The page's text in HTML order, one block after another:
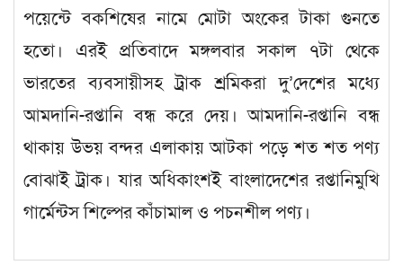
পয়েন্টে বকশিষের নামে মোটা অংকের টাকা গুনতে
হতো। এরই প্রতিবাদে মঙ্গলবার সকাল ৭টা থেকে
ভারতের ব্যবসায়ীসহ ট্রাক শ্রমিকরা দু’দেশের মধ্যে
আমদানি-রপ্তানি বন্ধ করে দেয়। আমদানি-রপ্তানি বন্ধ
থাকায় উভয় বন্দর এলাকায় আটকা পড়ে শত শত পণ্য
বোঝাই ট্রাক। যার অধিকাংশই বাংলাদেশের রপ্তানিমুখি
গার্মেন্টস শিল্পের কাঁচামাল ও পচনশীল পণ্য।